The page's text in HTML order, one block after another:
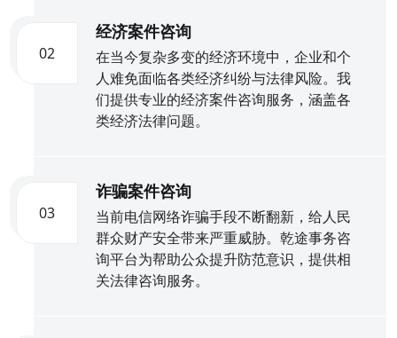
02
经济案件咨询
在当今复杂多变的经济环境中，企业和个
人难免面临各类经济纠纷与法律风险。我
们提供专业的经济案件咨询服务，涵盖各
类经济法律问题。
03
诈骗案件咨询
当前电信网络诈骗手段不断翻新，给人民
群众财产安全带来严重威胁。乾途事务咨
询平台为帮助公众提升防范意识，提供相
关法律咨询服务。